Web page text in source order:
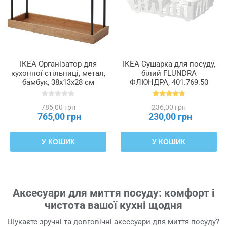
ІКЕА Організатор для
кухонної стільниці, метал,
бамбук, 38x13x28 см
NÅLBLECKA, 105.646.16
785,00 грн
765,00 грн
У КОШИК
ІКЕА Сушарка для посуду,
білий FLUNDRA
ФЛЮНДРА, 401.769.50
236,00 грн
230,00 грн
У КОШИК
Аксесуари для миття посуду: комфорт і
чистота вашої кухні щодня
Шукаєте зручні та довговічні аксесуари для миття посуду?